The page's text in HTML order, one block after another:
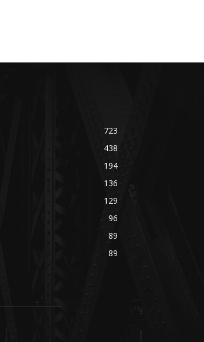
723
438
194
136
129
96
89
89